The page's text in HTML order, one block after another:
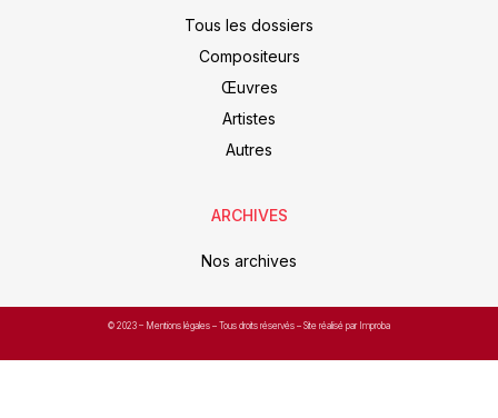
Tous les dossiers
Compositeurs
Œuvres
Artistes
Autres
ARCHIVES
Nos archives
© 2023 – Mentions légales – Tous droits réservés – Site réalisé par Improba